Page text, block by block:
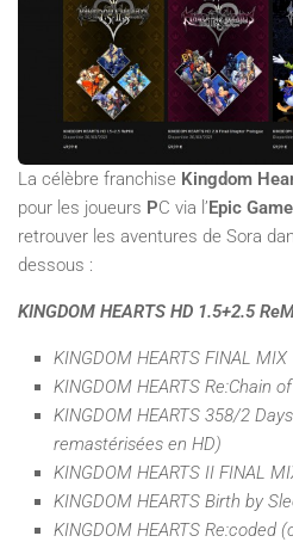
La célèbre franchise Kingdom
pour les joueurs PC via l’Epic
retrouver les aventures de Sora
dessous :
KINGDOM HEARTS HD 1.5+2.5
KINGDOM HEARTS FINAL MIX
KINGDOM HEARTS Re:Chain
KINGDOM HEARTS 358/2
remastérisées en HD)
KINGDOM HEARTS II FINAL
KINGDOM HEARTS Birth by
KINGDOM HEARTS